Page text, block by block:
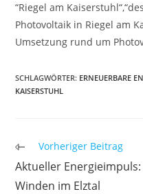
“Riegel am
Photovoltaik in Riegel am
Umsetzung rund um
SCHLAGWÖRTER: ERNEUERBARE
KAISERSTUHL
Weitere
Artikel
ansehen
Vorheriger Beitrag
Aktueller
Winden im Elztal